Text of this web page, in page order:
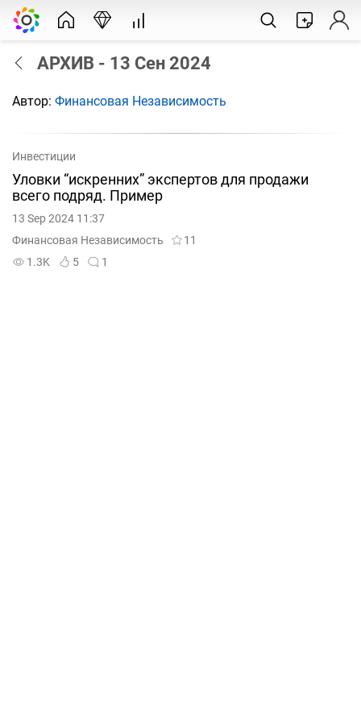
АРХИВ - 13 Сен 2024
Автор: Финансовая Независимость
Инвестиции
Уловки “искренних” экспертов для продажи
всего подряд. Пример
13 Sep 2024 11:37
Финансовая Независимость
11
1.3K
5 1